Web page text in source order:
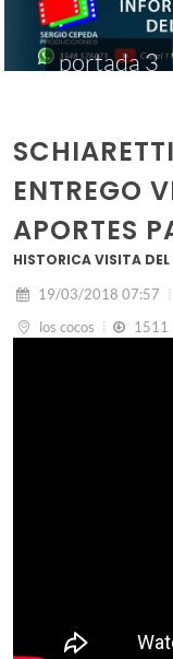
portada 3
ENTREGO
APORTES
HISTORICA VISITA
19/03/2018 07:57
los cocos
1511